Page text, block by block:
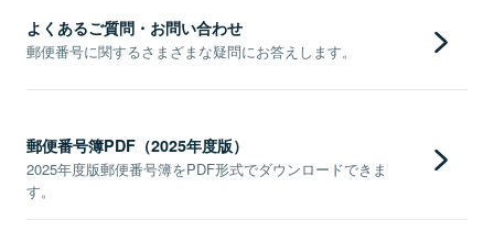
よくあるご質問・お問い合わせ
郵便番号に関するさまざまな疑問にお答えします。
郵便番号簿PDF（2025年度版）
2025年度版郵便番号簿をPDF形式でダウンロードできま
す。